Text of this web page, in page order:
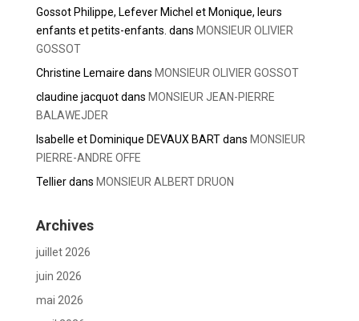
Gossot Philippe, Lefever Michel et Monique, leurs
enfants et petits-enfants. dans MONSIEUR OLIVIER
GOSSOT
Christine Lemaire dans MONSIEUR OLIVIER GOSSOT
claudine jacquotdans MONSIEUR JEAN-PIERRE
BALAWEJDER
Isabelle et Dominique DEVAUX BARTdans MONSIEUR
PIERRE-ANDRE OFFE
Tellierdans MONSIEUR ALBERT DRUON
Archives
juillet 2026
juin 2026
mai 2026